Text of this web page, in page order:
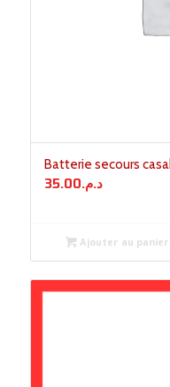
Batterie secours
د.م.35.00
Ajouter au panier